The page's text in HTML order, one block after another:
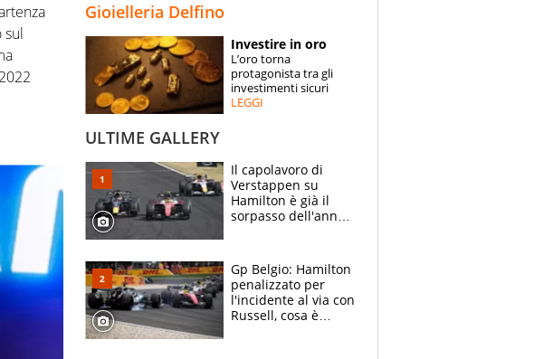
ESPERTI
CONTATTI
sul
Gioielleria Delfino
Investire in oro
L’oro torna
protagonista tra gli
investimenti sicuri
LEGGI
ULTIME GALLERY
Il capolavoro di
Verstappen su
Hamilton è già il
sorpasso dell'anno:
2021
Gp Belgio: Hamilton
penalizzato per
l'incidente al via con
Russell, cosa è